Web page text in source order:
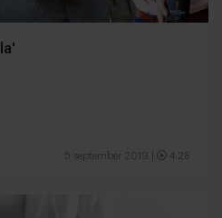
5 september 2019 4:28